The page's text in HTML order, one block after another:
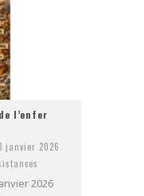
l’enfer
janvier 2026
2026